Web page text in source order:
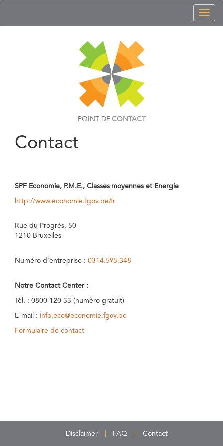
POINT DE CONTACT
Contact
SPF Economie, P.M.E., Classes moyennes et Energie
http://www.economie.fgov.be/fr
Rue du Progrès, 50
1210 Bruxelles
Numéro d’entreprise : 0314.595.348
Notre Contact Center :
Tél. : 0800 120 33 (numéro gratuit)
E-mail : info.eco@economie.fgov.be
Formulaire de contact
Disclaimer FAQ Contact